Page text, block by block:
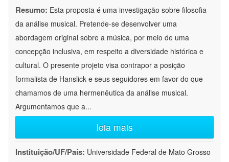
Resumo: Esta proposta é uma investigação sobre filosofia
da análise musical. Pretende-se desenvolver uma
abordagem original sobre a música, por meio de uma
concepção inclusiva, em respeito a diversidade histórica e
cultural. O presente projeto visa contrapor a posição
formalista de Hanslick e seus seguidores em favor do que
chamamos de uma hermenêutica da análise musical.
Argumentamos que a...
leia mais
Instituição/UF/País: Universidade Federal de Mato Grosso